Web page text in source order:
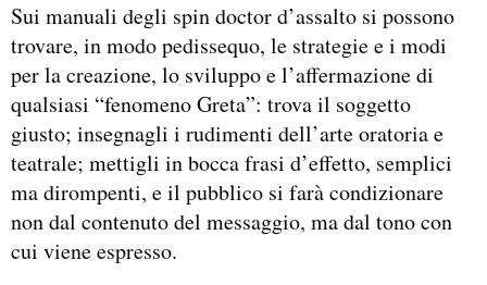
Sui manuali degli spin doctor d’assalto si possono
trovare, in modo pedissequo, le strategie e i modi
per la creazione, lo sviluppo e l’affermazione di
qualsiasi “fenomeno Greta”: trova il soggetto
giusto; insegnagli i rudimenti dell’arte oratoria e
teatrale; mettigli in bocca frasi d’effetto, semplici
ma dirompenti, e il pubblico si farà condizionare
non dal contenuto del messaggio, ma dal tono con
cui viene espresso.